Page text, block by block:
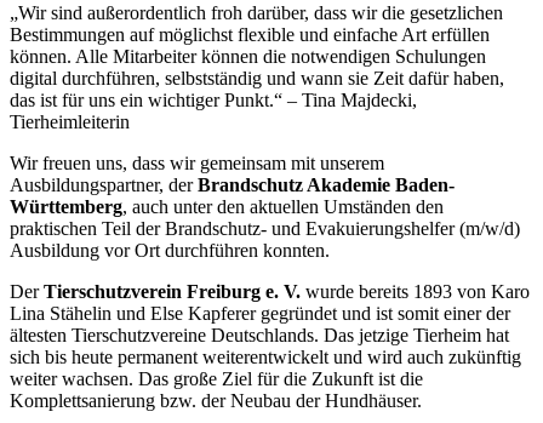
„Wir sind außerordentlich froh darüber, dass wir die gesetzlichen
Bestimmungen auf möglichst flexible und einfache Art erfüllen
können. Alle Mitarbeiter können die notwendigen Schulungen
digital durchführen, selbstständig und wann sie Zeit dafür haben,
das ist für uns ein wichtiger Punkt.“ – Tina Majdecki,
Tierheimleiterin
Wir freuen uns, dass wir gemeinsam mit unserem
Ausbildungspartner, derBrandschutz Akademie Baden-
Württemberg, auch unter den aktuellen Umständen den
praktischen Teil der Brandschutz- und Evakuierungshelfer (m/w/d)
Ausbildung vor Ort durchführen konnten.
DerTierschutzverein Freiburg e. V. wurde bereits 1893 von Karo
Lina Stähelin und Else Kapferer gegründet und ist somit einer der
ältesten Tierschutzvereine Deutschlands. Das jetzige Tierheim hat
sich bis heute permanent weiterentwickelt und wird auch zukünftig
weiter wachsen. Das große Ziel für die Zukunft ist die
Komplettsanierung bzw. der Neubau der Hundhäuser.